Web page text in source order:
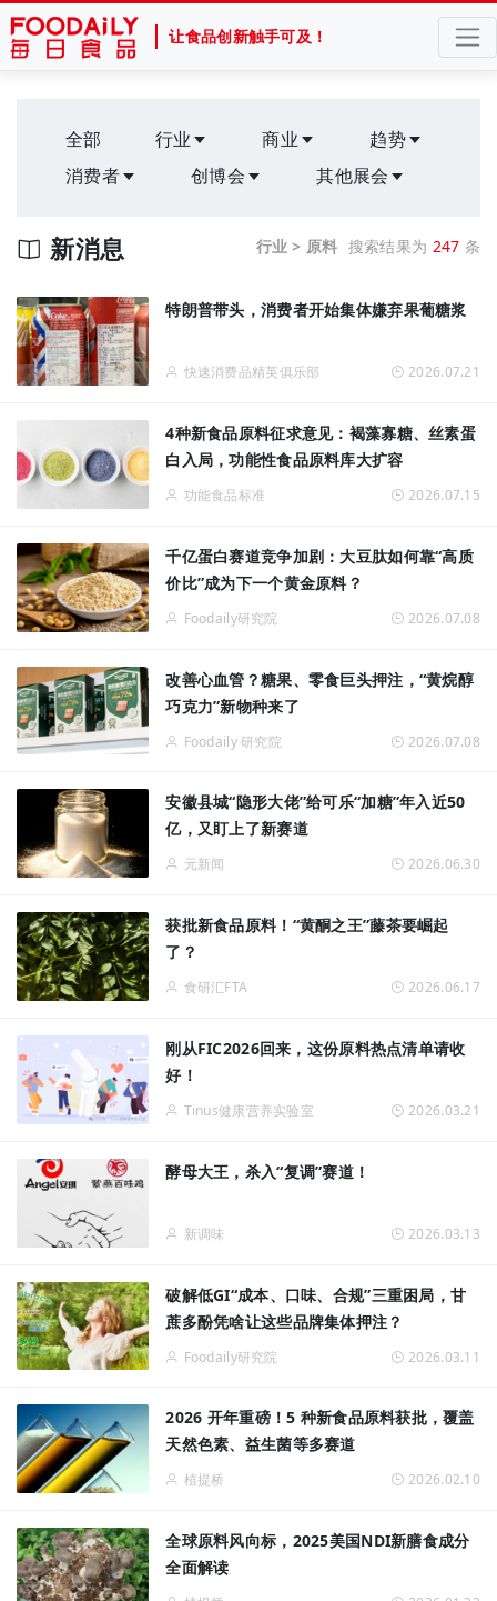
让食品创新触手可及！
全部 行业 商业
趋势
消费者
创博会 其他展会
行业 > 原料 搜索结果为 247 条
新消息
特朗普带头，消费者开始集体嫌弃果葡糖浆
快速消费品精英俱乐部 2026.07.21
4种新食品原料征求意见：褐藻寡糖、丝素蛋
白入局，功能性食品原料库大扩容
功能食品标准 2026.07.15
千亿蛋白赛道竞争加剧：大豆肽如何靠“高质
价比”成为下一个黄金原料？
Foodaily研究院 2026.07.08
改善心血管？糖果、零食巨头押注，“黄烷醇
巧克力”新物种来了
Foodaily 研究院 2026.07.08
安徽县城“隐形大佬”给可乐“加糖”年入近50
亿，又盯上了新赛道
元新闻 2026.06.30
获批新食品原料！“黄酮之王”藤茶要崛起
了？
食研汇FTA 2026.06.17
刚从FIC2026回来，这份原料热点清单请收
好！
Tinus健康营养实验室 2026.03.21
酵母大王，杀入“复调”赛道！
新调味 2026.03.13
破解低GI“成本、口味、合规”三重困局，甘
蔗多酚凭啥让这些品牌集体押注？
Foodaily研究院 2026.03.11
2026 开年重磅！5 种新食品原料获批，覆盖
天然色素、益生菌等多赛道
植提桥 2026.02.10
全球原料风向标，2025美国NDI新膳食成分
全面解读